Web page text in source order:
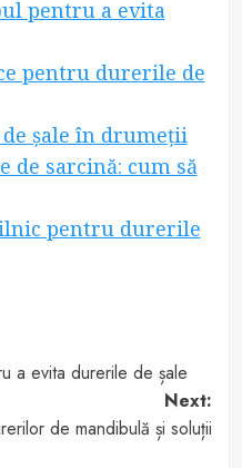
pentru a evita
pentru durerile de
șale în drumeții
de sarcină: cum să
pentru durerile
a evita durerile de șale
Next:
de mandibulă și soluții